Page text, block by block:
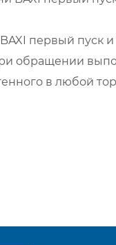
первый пуск и
обращении
в любой